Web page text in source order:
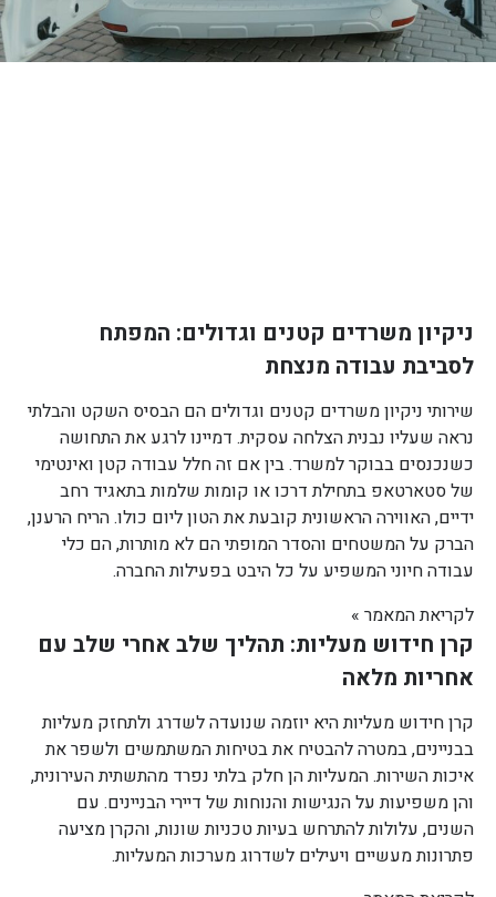
ניקיון משרדים קטנים וגדולים: המפתח
לסביבת עבודה מנצחת
שירותי ניקיון משרדים קטנים וגדולים הם הבסיס השקט והבלתי
נראה שעליו נבנית הצלחה עסקית. דמיינו לרגע את התחושה
כשנכנסים בבוקר למשרד. בין אם זה חלל עבודה קטן ואינטימי
של סטארטאפ בתחילת דרכו או קומות שלמות בתאגיד רחב
ידיים, האווירה הראשונית קובעת את הטון ליום כולו. הריח הרענן,
הברק על המשטחים והסדר המופתי הם לא מותרות, הם כלי
עבודה חיוני המשפיע על כל היבט בפעילות החברה.
לקריאת המאמר »
קרן חידוש מעליות: תהליך שלב אחרי שלב עם
אחריות מלאה
קרן חידוש מעליות היא יוזמה שנועדה לשדרג ולתחזק מעליות
בבניינים, במטרה להבטיח את בטיחות המשתמשים ולשפר את
איכות השירות. המעליות הן חלק בלתי נפרד מהתשתית העירונית,
והן משפיעות על הנגישות והנוחות של דיירי הבניינים. עם
השנים, עלולות להתרחש בעיות טכניות שונות, והקרן מציעה
פתרונות מעשיים ויעילים לשדרוג מערכות המעליות.